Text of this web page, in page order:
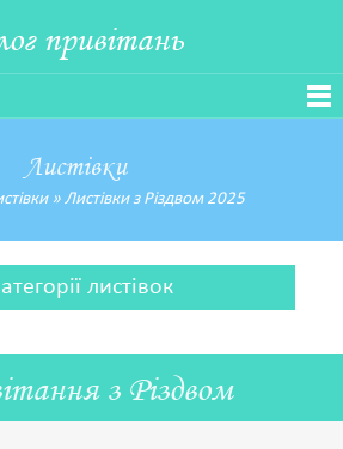
привітань
Листівки
» Листівки з Різдвом 2025
листівок
з Різдвом